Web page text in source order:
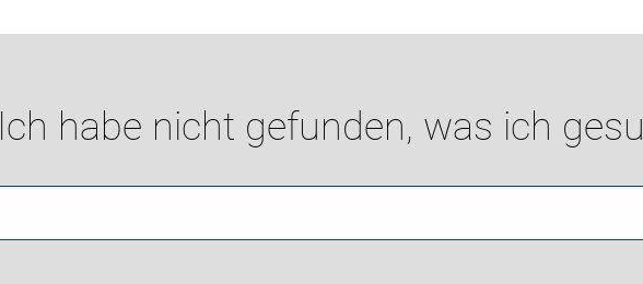
Ich habe nicht gefunden, was ich